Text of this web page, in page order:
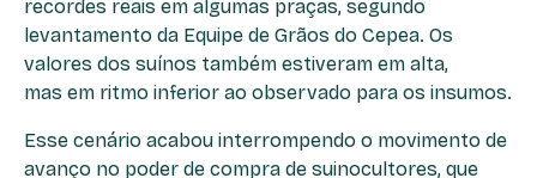
recordes reais em algumas praças, segundo
levantamento da Equipe de Grãos do Cepea. Os
valores dos suínos também estiveram em alta,
mas em ritmo inferior ao observado para os insumos.
Esse cenário acabou interrompendo o movimento de
avanço no poder de compra de suinocultores, que